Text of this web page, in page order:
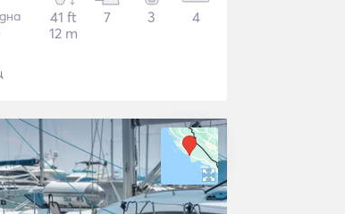
41 ft
12 m
7 3 4